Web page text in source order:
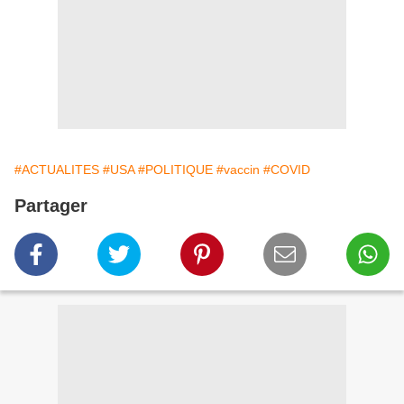
#ACTUALITES #USA #POLITIQUE #vaccin #COVID
Partager